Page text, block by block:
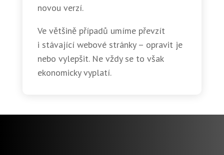
novou verzí.
Ve většině případů umíme převzít
i stávající webové stránky – opravit je
nebo vylepšit. Ne vždy se to však
ekonomicky vyplatí.